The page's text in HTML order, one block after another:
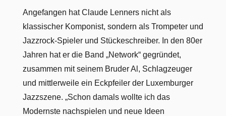
Angefangen hat Claude Lenners nicht als
klassischer Komponist, sondern als Trompeter und
Jazzrock-Spieler und Stückeschreiber. In den 80er
Jahren hat er die Band „Network“ gegründet,
zusammen mit seinem Bruder Al, Schlagzeuger
und mittlerweile ein Eckpfeiler der Luxemburger
Jazzszene. „Schon damals wollte ich das
Modernste nachspielen und neue Ideen